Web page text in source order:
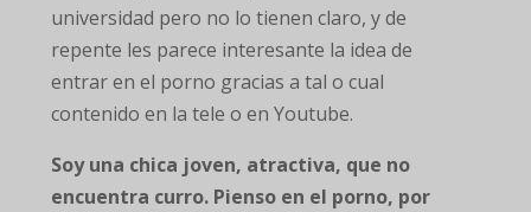
universidad pero no lo tienen claro, y de
repente les parece interesante la idea de
entrar en el porno gracias a tal o cual
contenido en la tele o en Youtube.
Soy una chica joven, atractiva, que no
encuentra curro. Pienso en el porno, por